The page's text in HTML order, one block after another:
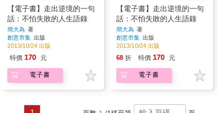
【電子書】走出逆境的一句
話：不怕失敗的人生語錄
簡大為 著
創意市集 出版
2013/10/24 出版
特價 170 元
電子書
【電子書】走出逆境的一句
話：不怕失敗的人生語錄
簡大為 著
創意市集 出版
2013/10/24 出版
68 折 特價 170 元
電子書